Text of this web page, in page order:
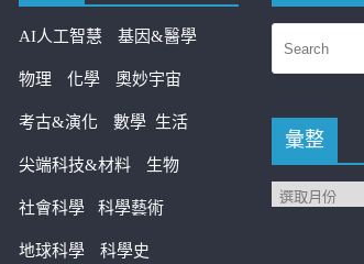
AI人工智慧 基因&醫學
物理 化學 奧妙宇宙
考古&演化 數學 生活
尖端科技&材料 生物
社會科學 科學藝術
地球科學 科學史
彙整